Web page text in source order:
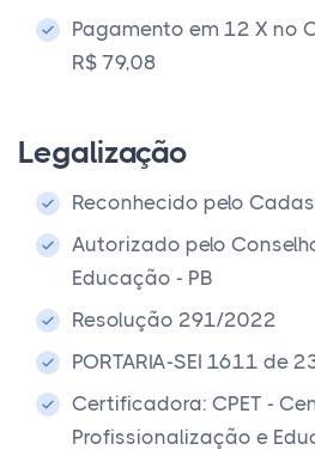
Pagamento em 12 X no
R$ 79,08
Legalização
Reconhecido pelo
Autorizado pelo
Educação - PB
Resolução 291/2022
PORTARIA-SEI 1611 de
Certificadora: CPET -
Profissionalização e